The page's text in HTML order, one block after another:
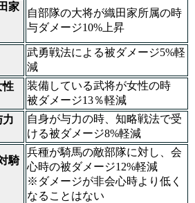
家
自部隊の大将が織田家所属の時
与ダメージ10%上昇
武勇戦法による被ダメージ5%軽
減
性
装備している武将が女性の時
被ダメージ13％軽減
力
自身が与力の時、知略戦法で受
ける被ダメージ8%軽減
騎
兵種が騎馬の敵部隊に対し、会
心時の被ダメージ12%軽減
※ダメージが非会心時より低く
なることはない